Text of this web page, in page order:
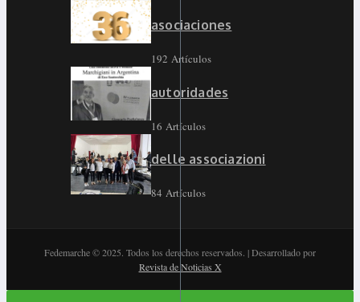
asociaciones
192 Artículos
autoridades
16 Artículos
delle associazioni
84 Artículos
Fedemarche © 2025. Todos los derechos reservados. | Desarrollado por
Revista de Noticias X